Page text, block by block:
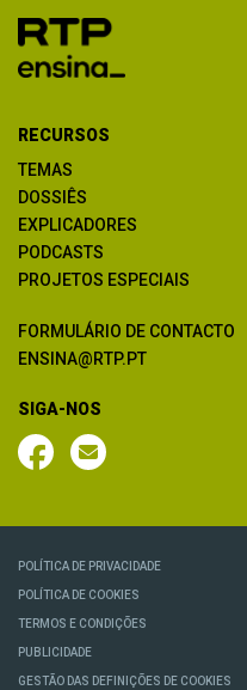
RECURSOS
TEMAS
DOSSIÊS
EXPLICADORES
PODCASTS
PROJETOS ESPECIAIS
FORMULÁRIO DE CONTACTO
ENSINA@RTP.PT
SIGA-NOS
POLÍTICA DE PRIVACIDADE
POLÍTICA DE COOKIES
TERMOS E CONDIÇÕES
PUBLICIDADE
GESTÃO DAS DEFINIÇÕES DE COOKIES